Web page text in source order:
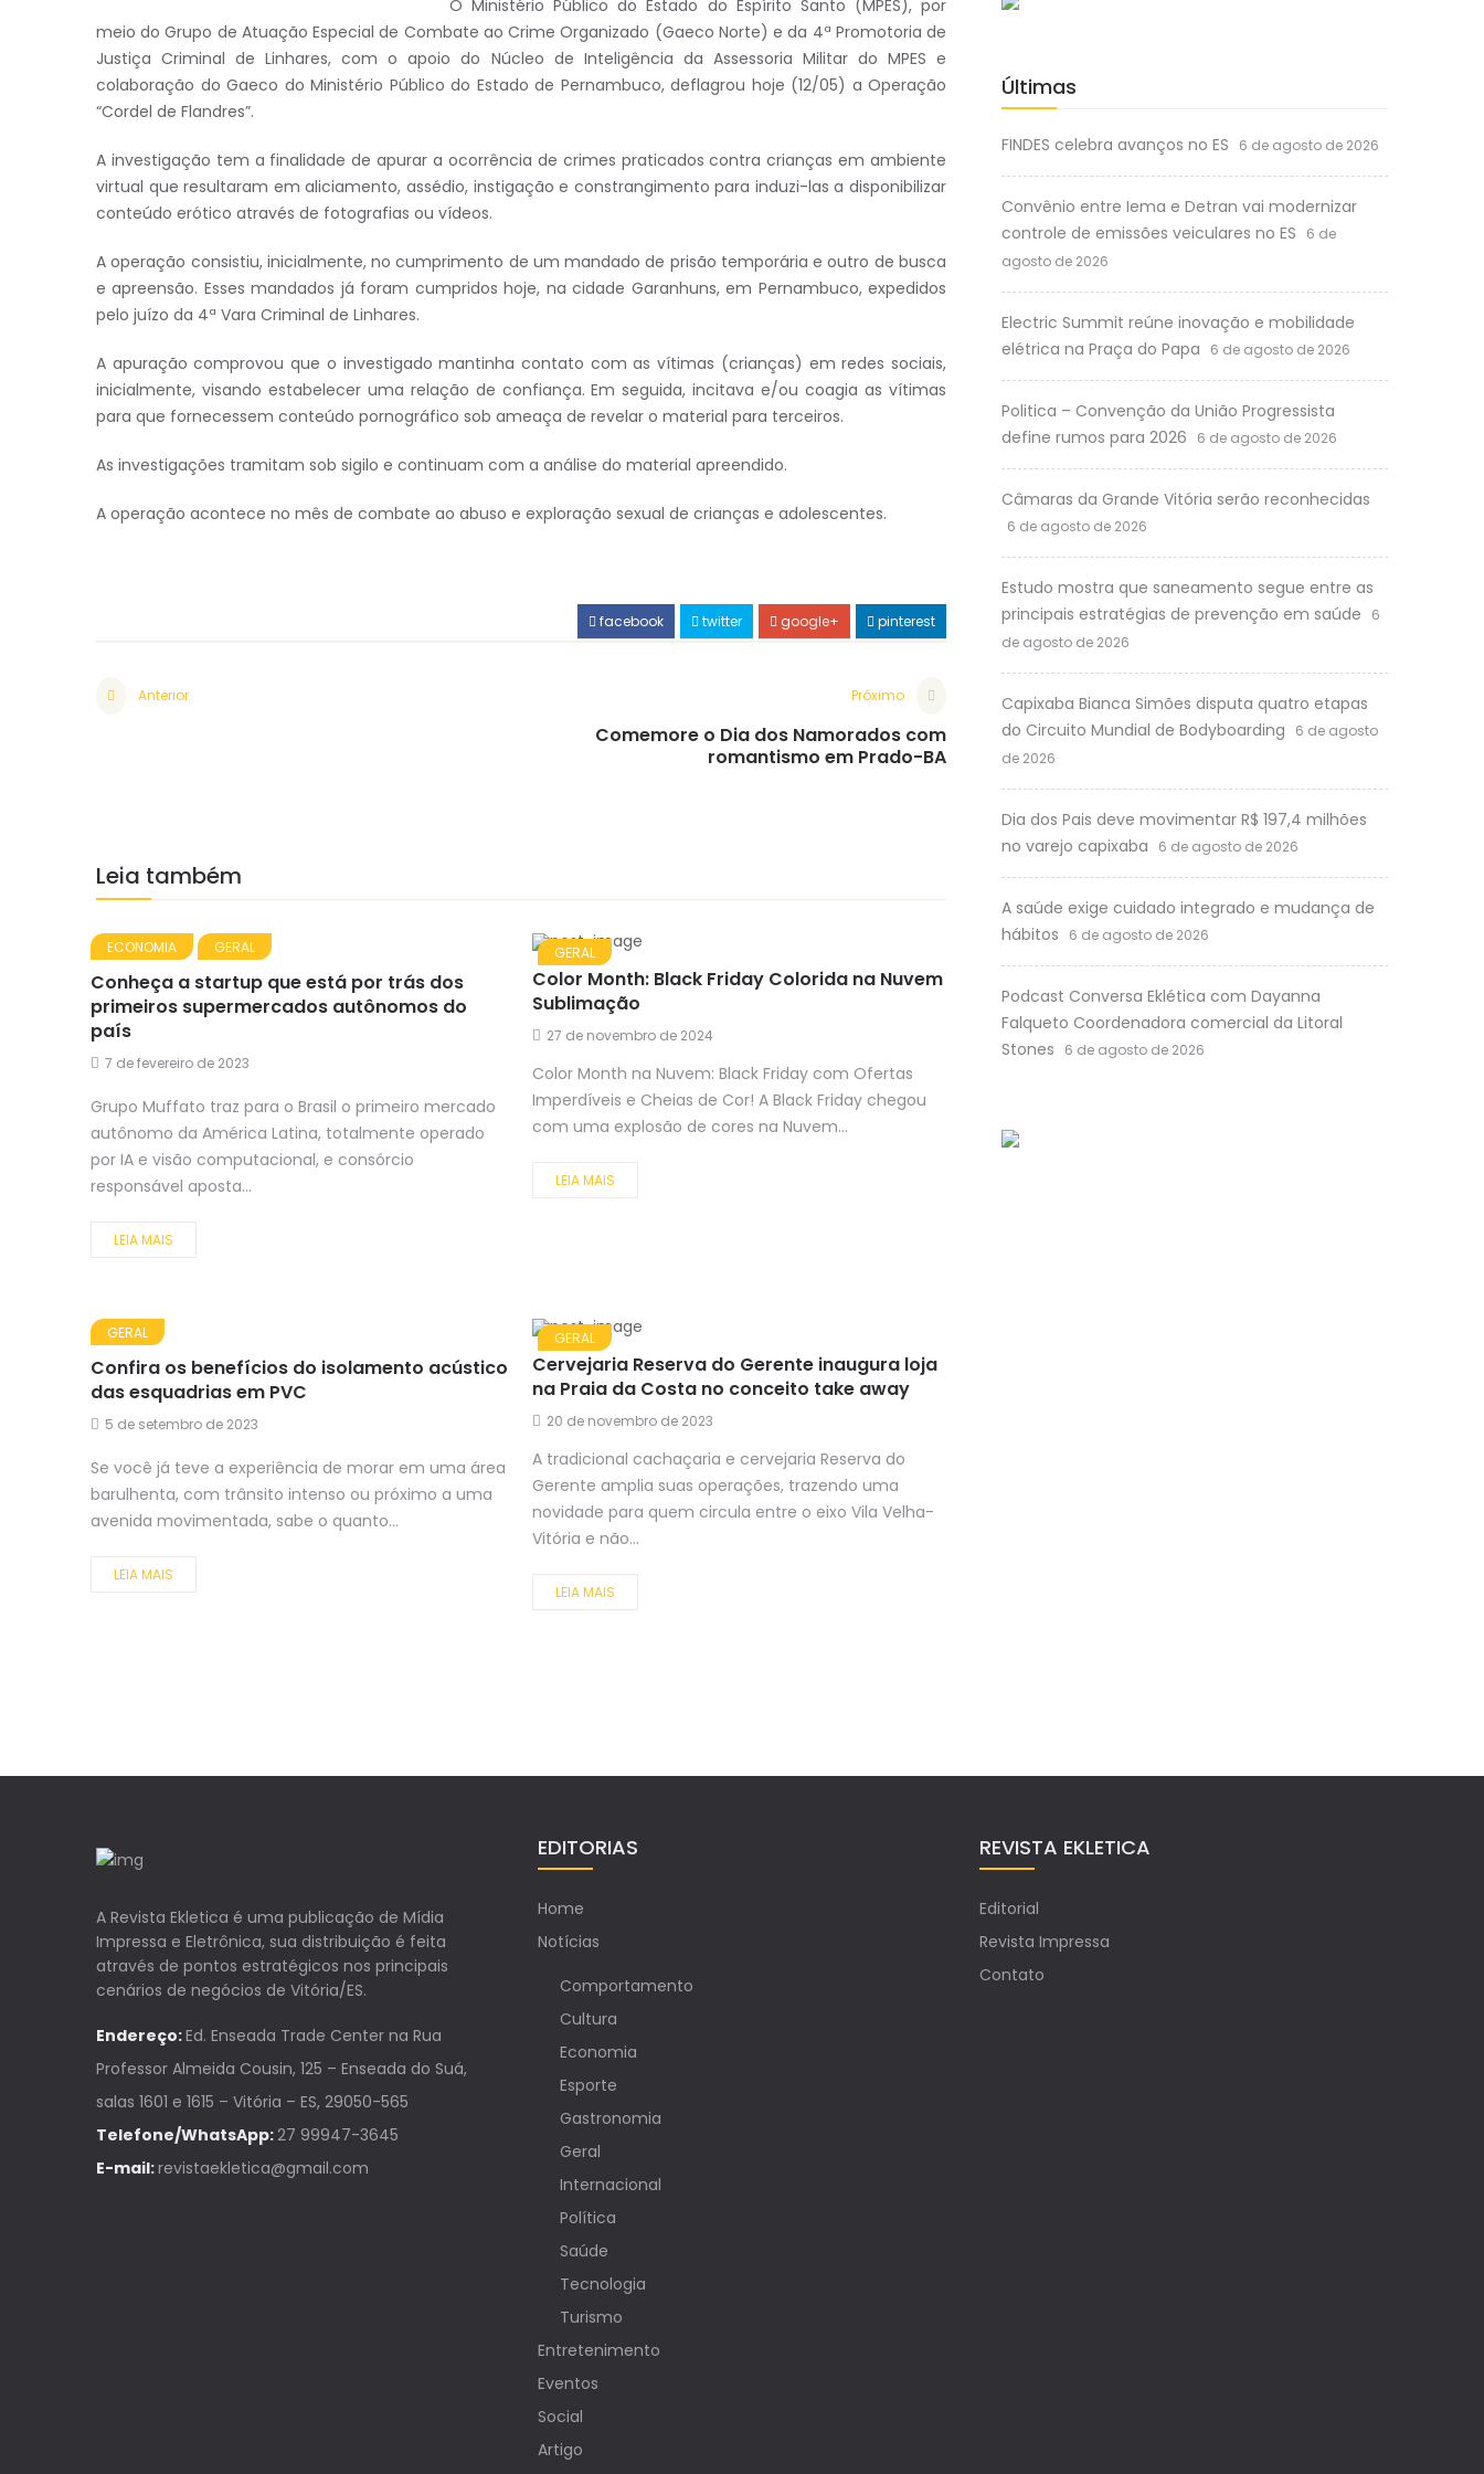
O Ministério Público do Estado do Espírito Santo (MPES), por
meio do Grupo de Atuação Especial de Combate ao Crime Organizado (Gaeco Norte) e da 4ª Promotoria de
Justiça Criminal de Linhares, com o apoio do Núcleo de Inteligência da Assessoria Militar do MPES e
colaboração do Gaeco do Ministério Público do Estado de Pernambuco, deflagrou hoje (12/05) a Operação
“Cordel de Flandres”.
A investigação tem a finalidade de apurar a ocorrência de crimes praticados contra crianças em ambiente
virtual que resultaram em aliciamento, assédio, instigação e constrangimento para induzi-las a disponibilizar
conteúdo erótico através de fotografias ou vídeos.
A operação consistiu, inicialmente, no cumprimento de um mandado de prisão temporária e outro de busca
e apreensão. Esses mandados já foram cumpridos hoje, na cidade Garanhuns, em Pernambuco, expedidos
pelo juízo da 4ª Vara Criminal de Linhares.
A apuração comprovou que o investigado mantinha contato com as vítimas (crianças) em redes sociais,
inicialmente, visando estabelecer uma relação de confiança. Em seguida, incitava e/ou coagia as vítimas
para que fornecessem conteúdo pornográfico sob ameaça de revelar o material para terceiros.
As investigações tramitam sob sigilo e continuam com a análise do material apreendido.
A operação acontece no mês de combate ao abuso e exploração sexual de crianças e adolescentes.
facebook twitter google+ pinterest
Anterior Próximo
Comemore o Dia dos Namorados com
romantismo em Prado-BA
Leia também
ECONOMIA GERAL
Conheça a startup que está por trás dos
primeiros supermercados autônomos do
país
7 de fevereiro de 2023
Grupo Muffato traz para o Brasil o primeiro mercado
autônomo da América Latina, totalmente operado
por IA e visão computacional, e consórcio
responsável aposta...
LEIA MAIS
GERAL
Color Month: Black Friday Colorida na Nuvem
Sublimação
27 de novembro de 2024
Color Month na Nuvem: Black Friday com Ofertas
Imperdíveis e Cheias de Cor! A Black Friday chegou
com uma explosão de cores na Nuvem...
LEIA MAIS
GERAL
Confira os benefícios do isolamento acústico
das esquadrias em PVC
5 de setembro de 2023
Se você já teve a experiência de morar em uma área
barulhenta, com trânsito intenso ou próximo a uma
avenida movimentada, sabe o quanto...
LEIA MAIS
GERAL
Cervejaria Reserva do Gerente inaugura loja
na Praia da Costa no conceito take away
20 de novembro de 2023
A tradicional cachaçaria e cervejaria Reserva do
Gerente amplia suas operações, trazendo uma
novidade para quem circula entre o eixo Vila Velha-
Vitória e não...
LEIA MAIS
Últimas
FINDES celebra avanços no ES 6 de agosto de 2026
Convênio entre Iema e Detran vai modernizar
controle de emissões veiculares no ES
6 de
agosto de 2026
Electric Summit reúne inovação e mobilidade
elétrica na Praça do Papa
6 de agosto de 2026
Politica – Convenção da União Progressista
define rumos para 2026
6 de agosto de 2026
Câmaras da Grande Vitória serão reconhecidas
6 de agosto de 2026
Estudo mostra que saneamento segue entre as
principais estratégias de prevenção em saúde
6
de agosto de 2026
Capixaba Bianca Simões disputa quatro etapas
do Circuito Mundial de Bodyboarding
6 de agosto
de 2026
Dia dos Pais deve movimentar R$ 197,4 milhões
no varejo capixaba
6 de agosto de 2026
A saúde exige cuidado integrado e mudança de
hábitos
6 de agosto de 2026
Podcast Conversa Eklética com Dayanna
Falqueto Coordenadora comercial da Litoral
Stones
6 de agosto de 2026
A Revista Ekletica é uma publicação de Mídia
Impressa e Eletrônica, sua distribuição é feita
através de pontos estratégicos nos principais
cenários de negócios de Vitória/ES.
Endereço:Ed. Enseada Trade Center na Rua
Professor Almeida Cousin, 125 – Enseada do Suá,
salas 1601 e 1615 – Vitória – ES, 29050-565
Telefone/WhatsApp:27 99947-3645
E-mail:revistaekletica@gmail.com
EDITORIAS
Home
Notícias
Comportamento
Cultura
Economia
Esporte
Gastronomia
Geral
Internacional
Política
Saúde
Tecnologia
Turismo
Entretenimento
Eventos
Social
Artigo
REVISTA EKLETICA
Editorial
Revista Impressa
Contato